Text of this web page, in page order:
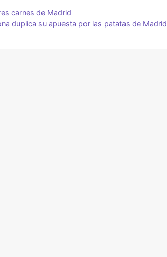
carnes de Madrid
duplica su apuesta por las patatas de Madrid